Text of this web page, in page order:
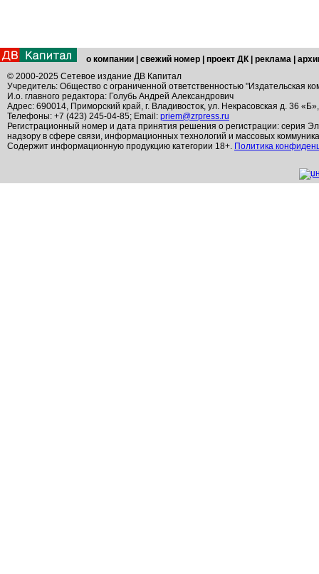
о компании свежий номер проект ДК реклама
© 2000-2025 Сетевое издание ДВ Капитал
Учредитель: Общество с ограниченной ответственностью "Издательская
И.о. главного редактора: Голубь Андрей Александрович
Адрес: 690014, Приморский край, г. Владивосток, ул. Некрасовская д. 36
Телефоны: +7 (423) 245-04-85; Email: priem@zrpress.ru
Регистрационный номер и дата принятия решения о регистрации: серия
надзору в сфере связи, информационных технологий и массовых
Содержит информационную продукцию категории 18+. Политика